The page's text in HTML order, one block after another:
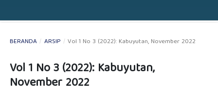
BERANDA / ARSIP / Vol 1 No 3 (2022): Kabuyutan, November 2022
Vol 1 No 3 (2022): Kabuyutan,
November 2022